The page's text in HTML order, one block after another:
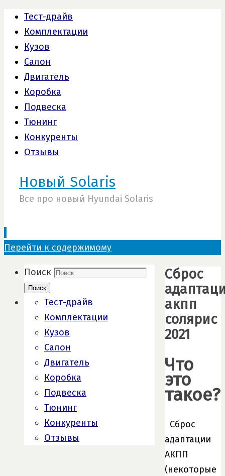
Тест-драйв
Комплектации
Кузов
Салон
Двигатель
Коробка
Подвеска
Тюнинг
Конкуренты
Отзывы
Новый Solaris
Все про новый Hyundai Solaris
Перейти к содержимому
Сброс
акпп
солярис
2021
Что
это
такое?
Сброс
адаптации
АКПП
(некоторые
Поиск
Поиск
Тест-драйв
Комплектации
Кузов
Салон
Двигатель
Коробка
Подвеска
Тюнинг
Конкуренты
Отзывы